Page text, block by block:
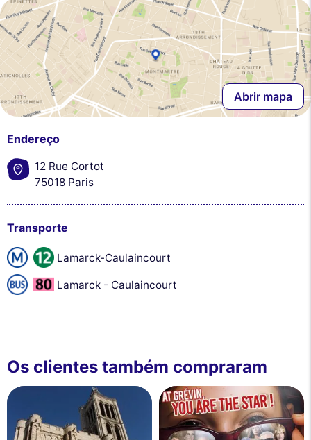
Abrir mapa
Endereço
12 Rue Cortot
75018 Paris
Transporte
Lamarck-Caulaincourt
Lamarck - Caulaincourt
Os clientes também compraram